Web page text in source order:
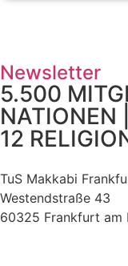
Newsletter
5.500
NATIONEN
12
TuS Makkabi
Westendstraße 43
60325 Frankfurt am